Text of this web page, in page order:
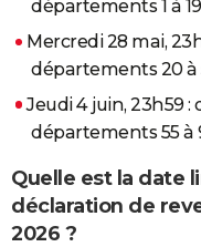
départements 1 à
Mercredi 28 mai,
départements 20 à
Jeudi 4 juin, 23h59
départements 55 à
Quelle est la date
déclaration de
2026 ?